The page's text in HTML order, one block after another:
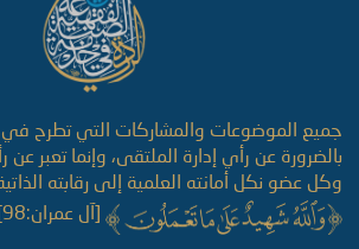
جميع الموضوعات والمشاركات التي تطرح في
بالضرورة عن رأي إدارة الملتقى، وإنما تعبر عن
وكل عضو نكل أمانته العلمية إلى رقابته
[آل عمران:98].